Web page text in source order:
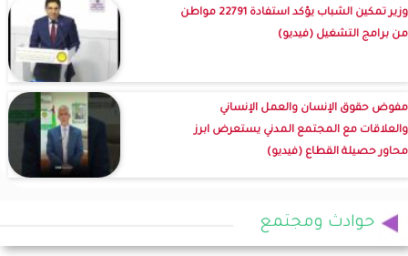
وزير تمكين الشباب يؤكد استفادة 22791 مواطن
من برامج التشغيل (فيديو)
مفوض حقوق الإنسان والعمل الإنساني
والعلاقات مع المجتمع المدني يستعرض ابرز
محاور حصيلة القطاع (فيديو)
حوادث ومجتمع